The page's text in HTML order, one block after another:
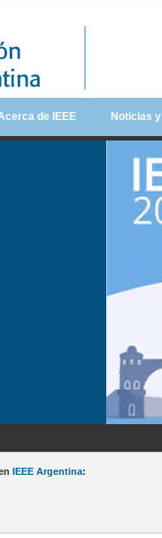
de IEEE Noticias
IEEE Argentina: